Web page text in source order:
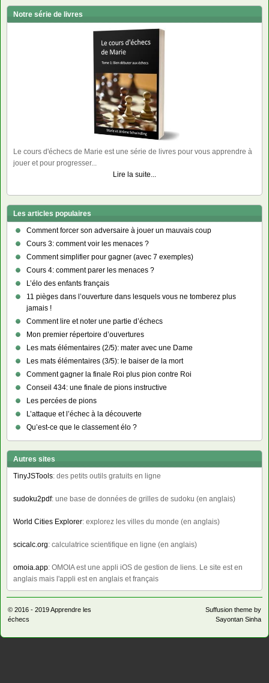
Notre série de livres
Le cours d'échecs de Marie est une série de livres pour vous apprendre à
jouer et pour progresser...
Lire la suite...
Les articles populaires
Comment forcer son adversaire à jouer un mauvais coup
Cours 3: comment voir les menaces ?
Comment simplifier pour gagner (avec 7 exemples)
Cours 4: comment parer les menaces ?
L’élo des enfants français
11 pièges dans l’ouverture dans lesquels vous ne tomberez plus
jamais !
Comment lire et noter une partie d’échecs
Mon premier répertoire d’ouvertures
Les mats élémentaires (2/5): mater avec une Dame
Les mats élémentaires (3/5): le baiser de la mort
Comment gagner la finale Roi plus pion contre Roi
Conseil 434: une finale de pions instructive
Les percées de pions
L’attaque et l’échec à la découverte
Qu’est-ce que le classement élo ?
Autres sites
TinyJSTools: des petits outils gratuits en ligne
sudoku2pdf: une base de données de grilles de sudoku (en anglais)
World Cities Explorer: explorez les villes du monde (en anglais)
scicalc.org: calculatrice scientifique en ligne (en anglais)
omoia.app: OMOIA est une appli iOS de gestion de liens. Le site est en
anglais mais l'appli est en anglais et français
© 2016 - 2019Apprendre les
échecs
Suffusion theme by
Sayontan Sinha